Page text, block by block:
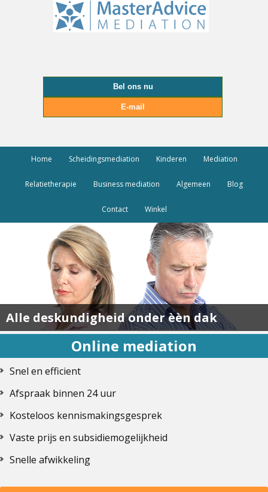
Bel ons nu
E-mail
Home Scheidingsmediation Kinderen Mediation
Relatietherapie Business mediation Algemeen Blog
Contact Winkel
Alle deskundigheid onder èèn dak
Online mediation
Snel en efficient
Afspraak binnen 24 uur
Kosteloos kennismakingsgesprek
Vaste prijs en subsidiemogelijkheid
Snelle afwikkeling